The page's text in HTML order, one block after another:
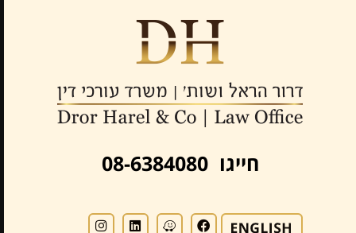
חייגו 08-6384080